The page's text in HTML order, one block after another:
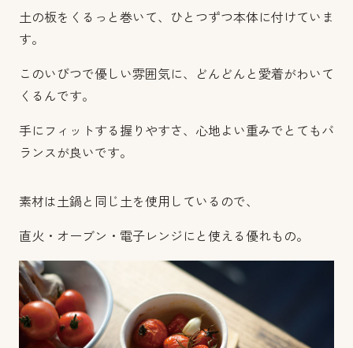
土の板をくるっと巻いて、ひとつずつ本体に付けていま
す。
このいびつで優しい雰囲気に、どんどんと愛着がわいて
くるんです。
手にフィットする握りやすさ、心地よい重みでとてもバ
ランスが良いです。
素材は土鍋と同じ土を使用しているので、
直火・オーブン・電子レンジにと使える優れもの。